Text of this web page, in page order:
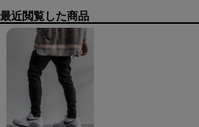
最近閲覧した商品